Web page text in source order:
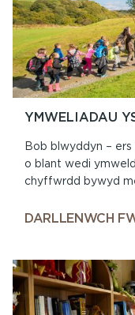
YMWELIADAU
Bob blwyddyn –
o blant wedi
chyffwrdd bywyd
DARLLENWCH